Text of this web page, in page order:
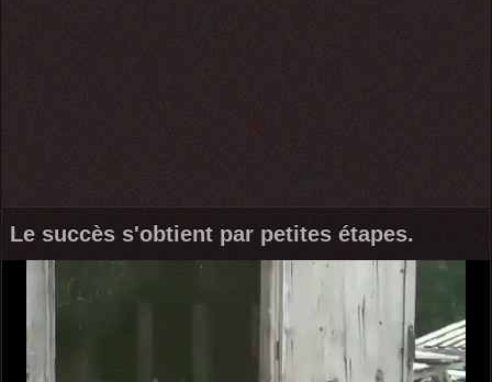
Le succès s'obtient par petites étapes.